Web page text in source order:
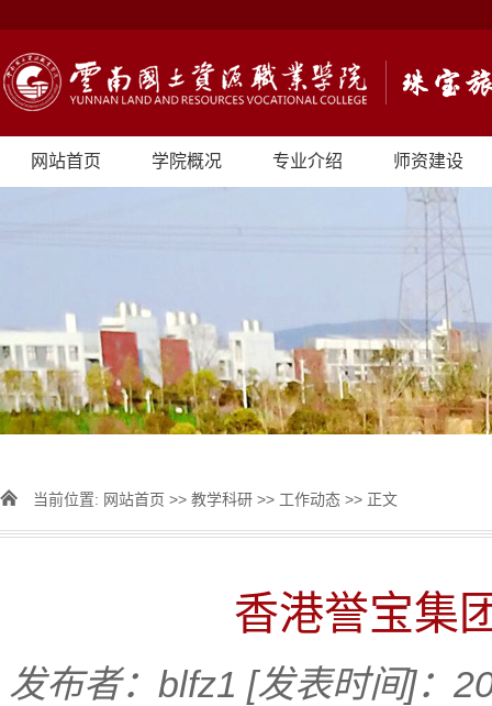
网站首页 学院概况 专业介绍 师资建设
当前位置: 网站首页 >> 教学科研 >> 工作动态 >> 正文
香港誉宝集
发布者：blfz1 [发表时间]：